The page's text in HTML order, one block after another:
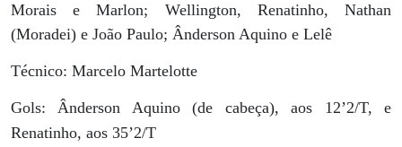
Morais e Marlon; Wellington, Renatinho, Nathan
(Moradei) e João Paulo; Ânderson Aquino e Lelê
Técnico: Marcelo Martelotte
Gols: Ânderson Aquino (de cabeça), aos 12’2/T, e
Renatinho, aos 35’2/T